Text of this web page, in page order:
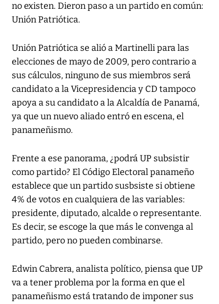
no existen. Dieron paso a un partido en común:
Unión Patriótica.
Unión Patriótica se alió a Martinelli para las
elecciones de mayo de 2009, pero contrario a
sus cálculos, ninguno de sus miembros será
candidato a la Vicepresidencia y CD tampoco
apoya a su candidato a la Alcaldía de Panamá,
ya que un nuevo aliado entró en escena, el
panameñismo.
Frente a ese panorama, ¿podrá UP subsistir
como partido? El Código Electoral panameño
establece que un partido susbsiste si obtiene
4% de votos en cualquiera de las variables:
presidente, diputado, alcalde o representante.
Es decir, se escoge la que más le convenga al
partido, pero no pueden combinarse.
Edwin Cabrera, analista político, piensa que UP
va a tener problema por la forma en que el
panameñismo está tratando de imponer sus